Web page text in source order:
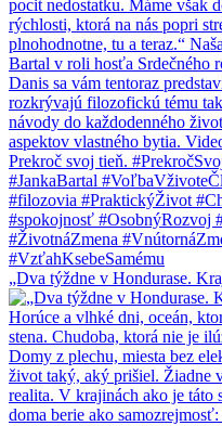
„Dva týždne v Hondurase.